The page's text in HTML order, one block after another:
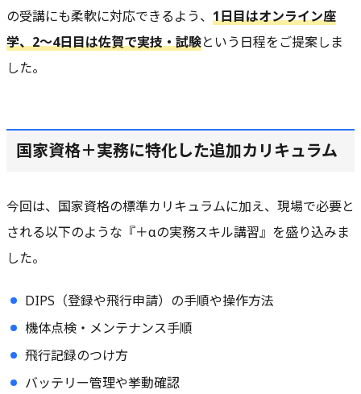
の受講にも柔軟に対応できるよう、 1日目はオンライン座
学、2〜4日目は佐賀で実技・試験という日程をご提案しま
した。
国家資格＋実務に特化した追加カリキュラム
今回は、国家資格の標準カリキュラムに加え、現場で必要と
される以下のような『＋αの実務スキル講習』を盛り込みま
した。
DIPS（登録や飛行申請）の手順や操作方法
機体点検・メンテナンス手順
飛行記録のつけ方
バッテリー管理や挙動確認